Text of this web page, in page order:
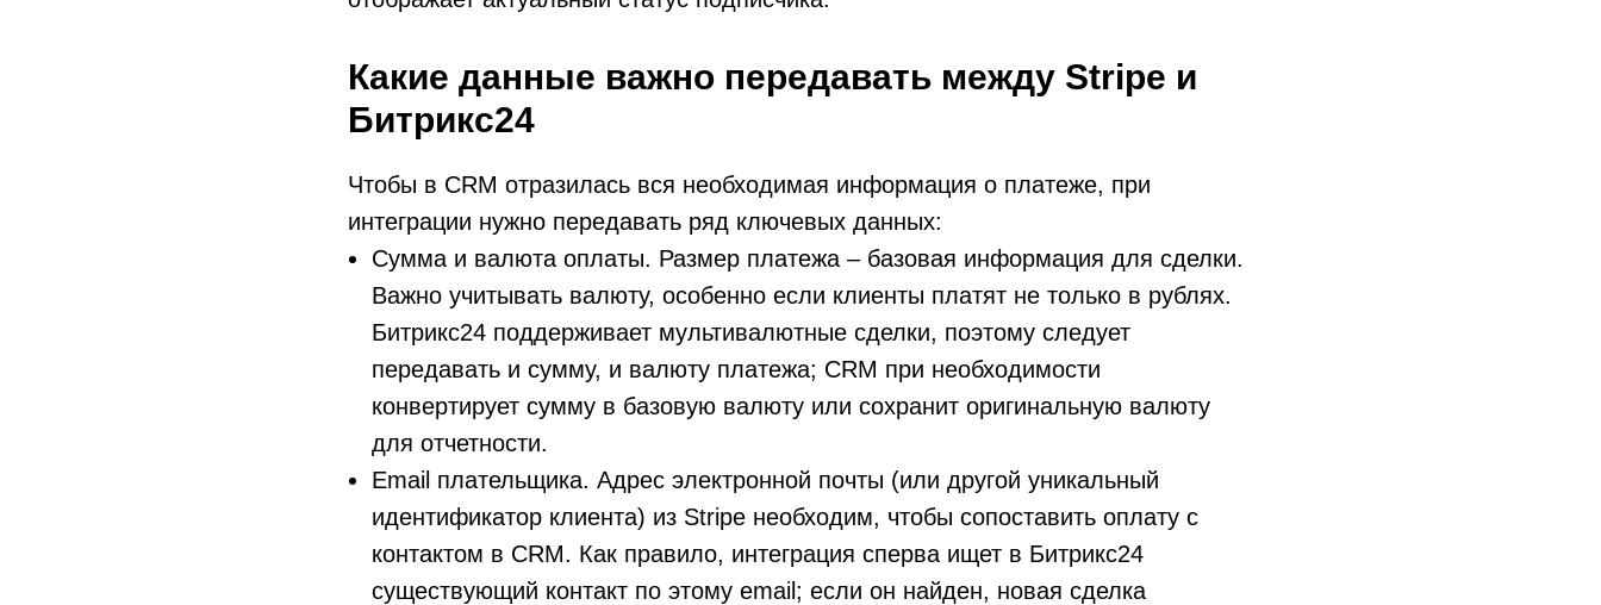
Какие данные важно передавать между Stripe и
Битрикс24
Чтобы в CRM отразилась вся необходимая информация о платеже, при
интеграции нужно передавать ряд ключевых данных:
Сумма и валюта оплаты. Размер платежа – базовая информация для сделки.
Важно учитывать валюту, особенно если клиенты платят не только в рублях.
Битрикс24 поддерживает мультивалютные сделки, поэтому следует
передавать и сумму, и валюту платежа; CRM при необходимости
конвертирует сумму в базовую валюту или сохранит оригинальную валюту
для отчетности.
Email плательщика. Адрес электронной почты (или другой уникальный
идентификатор клиента) из Stripe необходим, чтобы сопоставить оплату с
контактом в CRM. Как правило, интеграция сперва ищет в Битрикс24
существующий контакт по этому email; если он найден, новая сделка